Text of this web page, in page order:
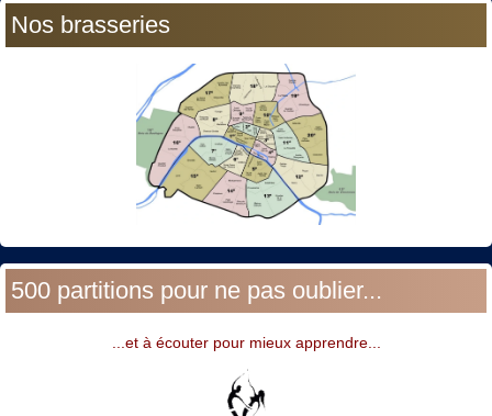
Nos brasseries
500 partitions pour ne pas oublier...
...et à écouter pour mieux apprendre...